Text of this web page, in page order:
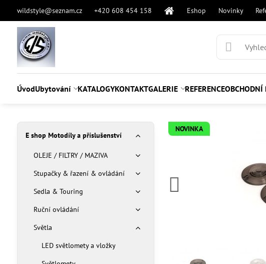
wildstyle@seznam.cz +420 608 454 158 Eshop Novinky
ÚvodUbytování KATALOGYKONTAKTGALERIE REFERENCEOBCHODNÍ
NOVINKA
E shop Motodíly a příslušenství
OLEJE / FILTRY / MAZIVA
Stupačky & řazení & ovládání
Sedla & Touring
Ruční ovládání
Světla
LED světlomety a vložky